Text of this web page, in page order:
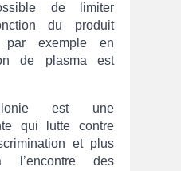
de limiter
du produit
par exemple en
de plasma est
est une
qui lutte contre
et plus
l’encontre des